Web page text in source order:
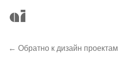
← Обратно к дизайн проектам